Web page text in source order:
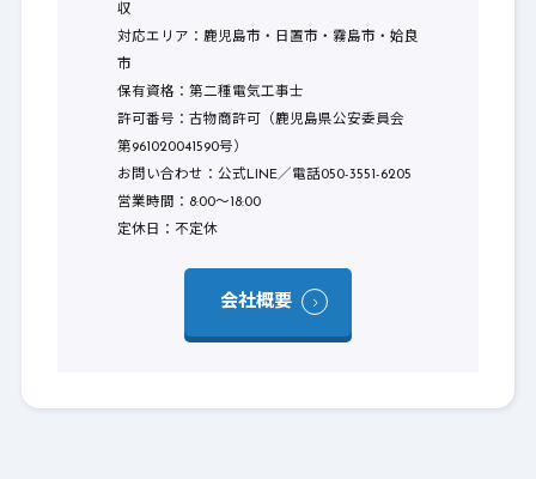
収
対応エリア：鹿児島市・日置市・霧島市・姶良
市
保有資格：第二種電気工事士
許可番号：古物商許可（鹿児島県公安委員会
第961020041590号）
お問い合わせ：公式LINE／電話050-3551-6205
営業時間：8:00〜18:00
定休日：不定休
会社概要